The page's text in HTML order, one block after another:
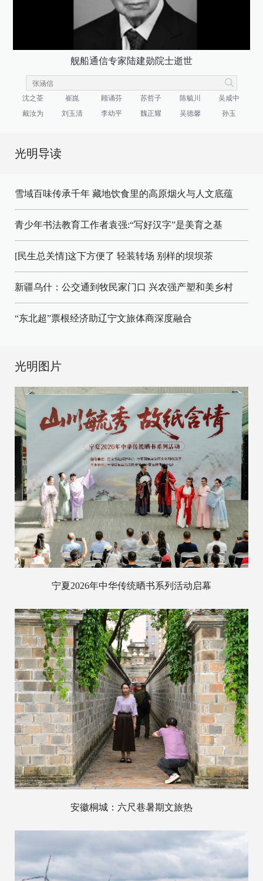
舰船通信专家陆建勋院士逝世
沈之荃 崔崑 顾诵芬 苏哲子 陈毓川
吴咸中
戴汝为
刘玉清 李幼平 魏正耀 吴德馨 孙玉
光明导读
雪域百味传承千年 藏地饮食里的高原烟火与人文底蕴
青少年书法教育工作者袁强:“写好汉字”是美育之基
[民生总关情]这下方便了 轻装转场 别样的坝坝茶
新疆乌什：公交通到牧民家门口 兴农强产塑和美乡村
“东北超”票根经济助辽宁文旅体商深度融合
光明图片
宁夏2026年中华传统晒书系列活动启幕
安徽桐城：六尺巷暑期文旅热